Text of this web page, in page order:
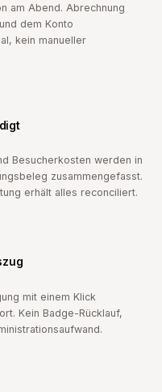
am Abend. Abrechnung
dem Konto
kein manueller
Besucherkosten werden in
zusammengefasst.
erhält alles reconciliert.
mit einem Klick
Kein Badge-Rücklauf,